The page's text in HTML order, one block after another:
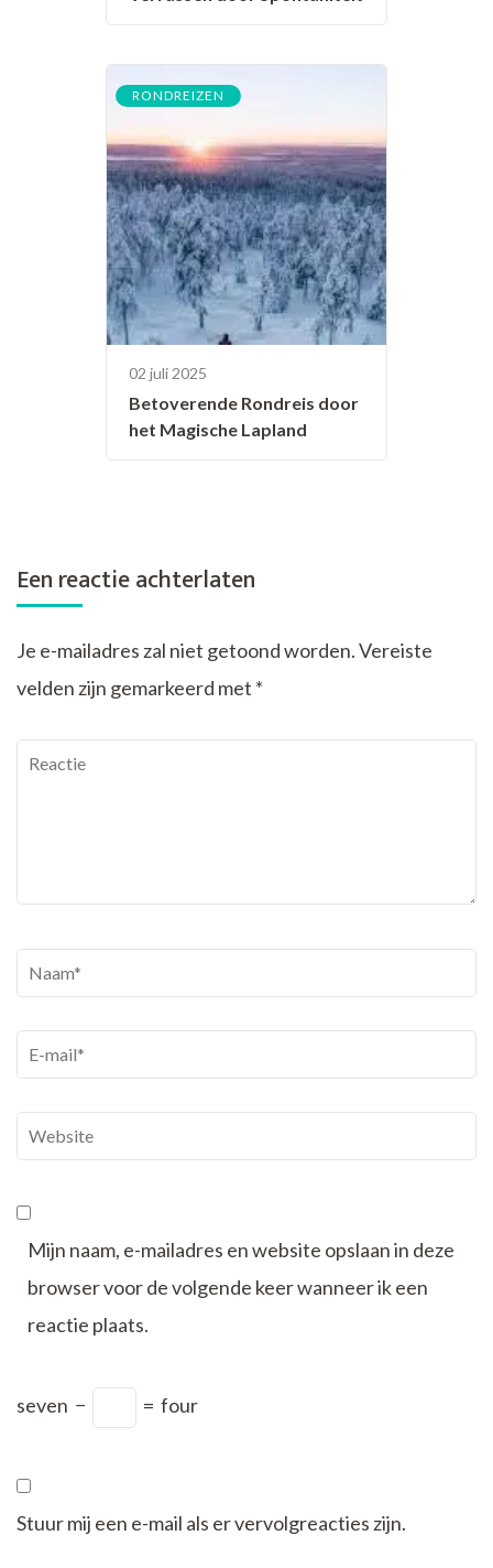
RONDREIZEN
02 juli 2025
Betoverende Rondreis door
het Magische Lapland
Een reactie achterlaten
Je e-mailadres zal niet getoond worden.Vereiste
velden zijn gemarkeerd met *
Reactie
Naam*
E-
mail*
Website
Mijn naam, e-mailadres en website opslaan in deze
browser voor de volgende keer wanneer ik een
reactie plaats.
seven − = four
Stuur mij een e-mail als er vervolgreacties zijn.